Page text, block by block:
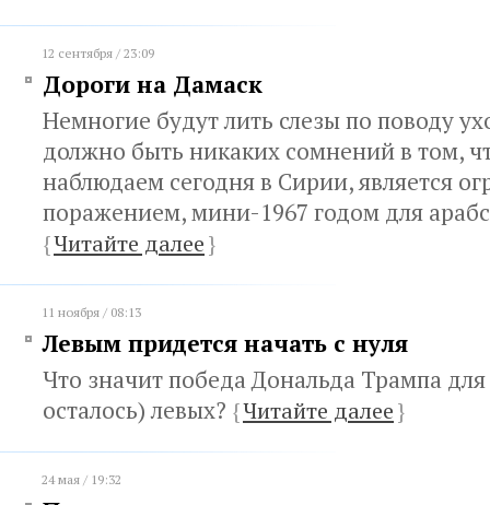
12 сентября / 23:09
Дороги на Дамаск
Немногие будут лить слезы по поводу
должно быть никаких сомнений в том,
наблюдаем сегодня в Сирии, является
поражением, мини-1967 годом для
{Читайте далее}
11 ноября / 08:13
Левым придется начать с нуля
Что значит победа Дональда Трампа для
осталось) левых? {Читайте далее}
24 мая / 19:32